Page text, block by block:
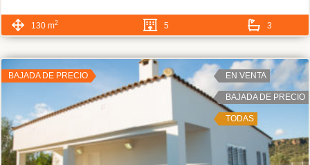
130 m2 5 3
BAJADA DE PRECIO EN VENTA
BAJADA DE PRECIO
TODAS